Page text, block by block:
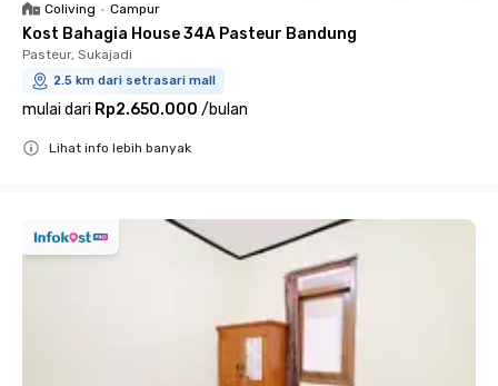
Coliving • Campur
Kost Bahagia House 34A Pasteur Bandung
Pasteur, Sukajadi
2.5 km dari setrasari mall
mulai dari Rp2.650.000 /bulan
Lihat info lebih banyak